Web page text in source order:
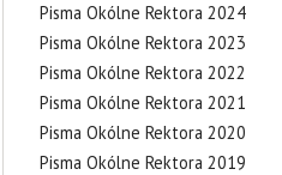
Pisma Okólne Rektora 2024
Pisma Okólne Rektora 2023
Pisma Okólne Rektora 2022
Pisma Okólne Rektora 2021
Pisma Okólne Rektora 2020
Pisma Okólne Rektora 2019